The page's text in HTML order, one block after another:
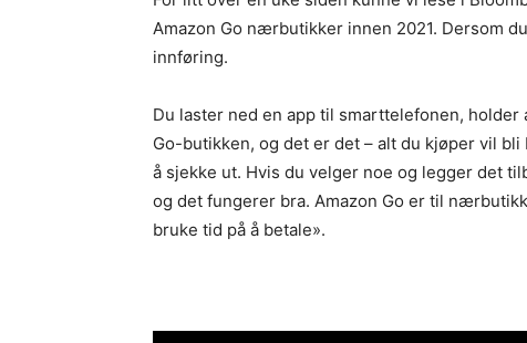
Amazon Go nærbutikker innen 2021. Dersom
innføring.
Du laster ned en app til smarttelefonen,
Go-butikken, og det er det – alt du kjøper vil
å sjekke ut. Hvis du velger noe og legger det
og det fungerer bra. Amazon Go er til
bruke tid på å betale».